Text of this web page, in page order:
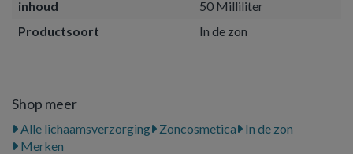
inhoud
50 Milliliter
Productsoort
In de zon
Shop meer
Alle lichaamsverzorging Zoncosmetica
In de zon
Merken